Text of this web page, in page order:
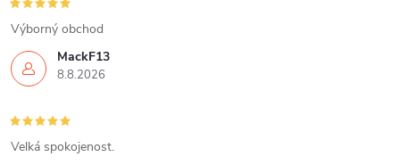
MackF13
8.8.2026
Výborný obchod
Velká spokojenost.